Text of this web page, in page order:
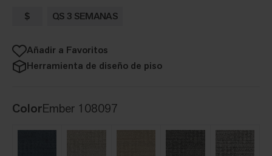
$ QS 3 SEMANAS
Añadir a Favoritos
Herramienta de diseño de piso
ColorEmber 108097